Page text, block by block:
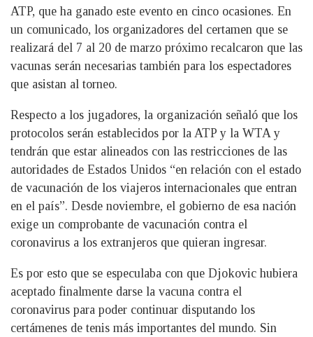
ATP, que ha ganado este evento en cinco ocasiones. En
un comunicado, los organizadores del certamen que se
realizará del 7 al 20 de marzo próximo recalcaron que las
vacunas serán necesarias también para los espectadores
que asistan al torneo.
Respecto a los jugadores, la organización señaló que los
protocolos serán establecidos por la ATP y la WTA y
tendrán que estar alineados con las restricciones de las
autoridades de Estados Unidos “en relación con el estado
de vacunación de los viajeros internacionales que entran
en el país”. Desde noviembre, el gobierno de esa nación
exige un comprobante de vacunación contra el
coronavirus a los extranjeros que quieran ingresar.
Es por esto que se especulaba con que Djokovic hubiera
aceptado finalmente darse la vacuna contra el
coronavirus para poder continuar disputando los
certámenes de tenis más importantes del mundo. Sin